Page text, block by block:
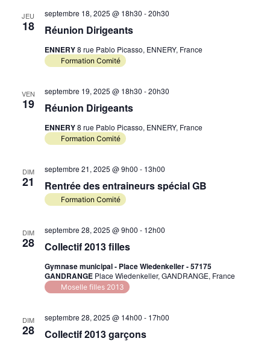
JEU
18 Réunion Dirigeants
septembre 18, 2025 @ 18h30 -20h30
ENNERY8 rue Pablo Picasso, ENNERY, France
Formation Comité
VEN
19 Réunion Dirigeants
septembre 19, 2025 @ 18h30 -20h30
ENNERY8 rue Pablo Picasso, ENNERY, France
Formation Comité
DIM
21 Rentrée des entraineurs spécial GB
septembre 21, 2025 @ 9h00 - 13h00
Formation Comité
DIM
28 Collectif 2013 filles
septembre 28, 2025 @ 9h00 - 12h00
Gymnase municipal - Place Wiedenkeller - 57175
GANDRANGE Place Wiedenkeller, GANDRANGE, France
Moselle filles 2013
DIM
28 Collectif 2013 garçons
septembre 28, 2025 @ 14h00 - 17h00